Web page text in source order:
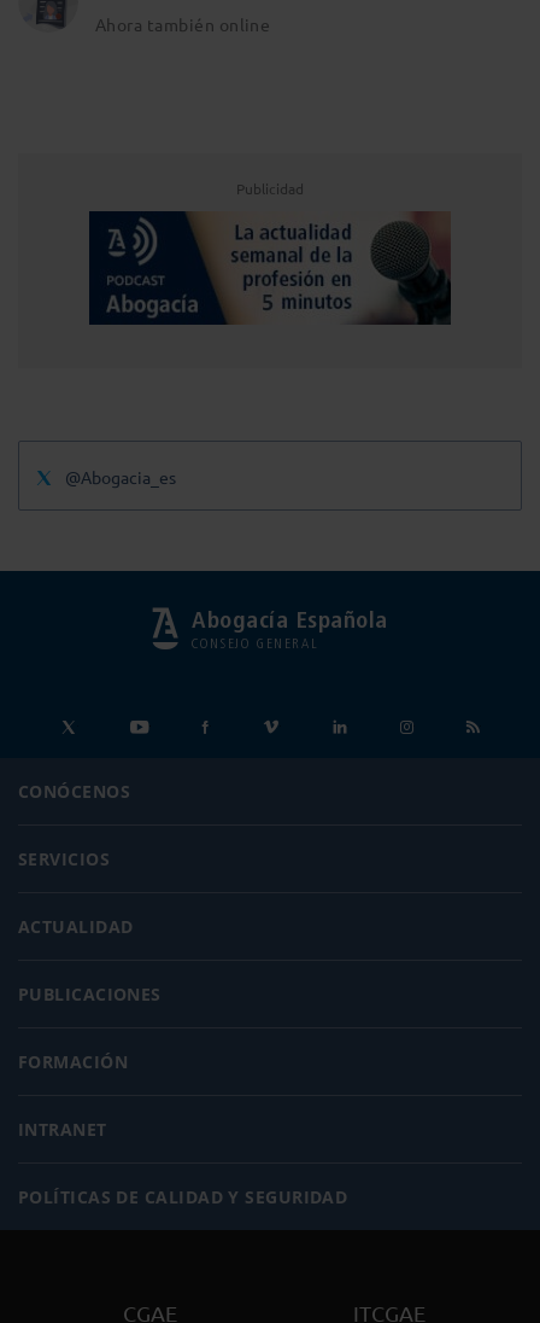
Ahora también online
Publicidad
@Abogacia_es
Abogacía Española
CONSEJO GENERAL
CONÓCENOS
SERVICIOS
ACTUALIDAD
PUBLICACIONES
FORMACIÓN
INTRANET
POLÍTICAS DE CALIDAD Y SEGURIDAD
CGAE ITCGAE